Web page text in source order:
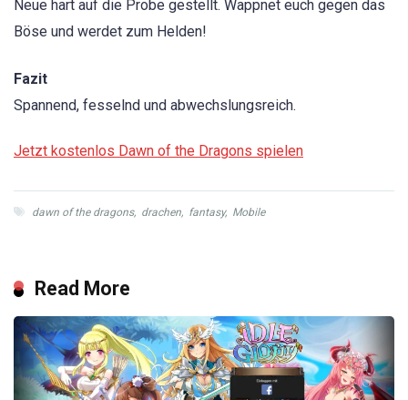
Neue hart auf die Probe gestellt. Wappnet euch gegen das
Böse und werdet zum Helden!
Fazit
Spannend, fesselnd und abwechslungsreich.
Jetzt kostenlos Dawn of the Dragons spielen
dawn of the dragons, drachen, fantasy, Mobile
Read More